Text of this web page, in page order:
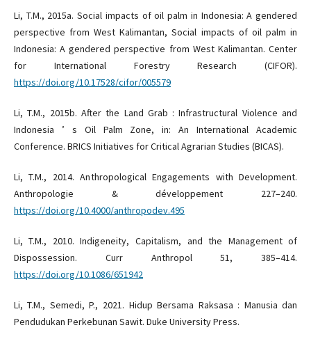
Li, T.M., 2015a. Social impacts of oil palm in Indonesia: A gendered
perspective from West Kalimantan, Social impacts of oil palm in
Indonesia: A gendered perspective from West Kalimantan. Center
for International Forestry Research (CIFOR).
https://doi.org/10.17528/cifor/005579
Li, T.M., 2015b. After the Land Grab : Infrastructural Violence and
Indonesia ’ s Oil Palm Zone, in: An International Academic
Conference. BRICS Initiatives for Critical Agrarian Studies (BICAS).
Li, T.M., 2014. Anthropological Engagements with Development.
Anthropologie & développement 227–240.
https://doi.org/10.4000/anthropodev.495
Li, T.M., 2010. Indigeneity, Capitalism, and the Management of
Dispossession. Curr Anthropol 51, 385–414.
https://doi.org/10.1086/651942
Li, T.M., Semedi, P., 2021. Hidup Bersama Raksasa : Manusia dan
Pendudukan Perkebunan Sawit. Duke University Press.